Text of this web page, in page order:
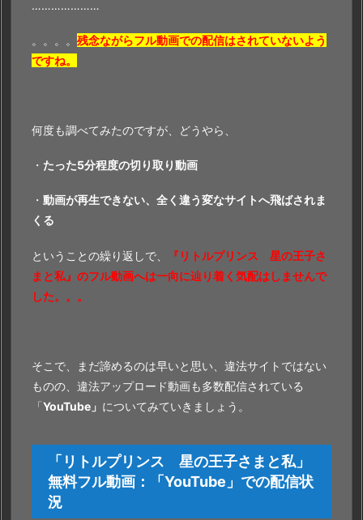
…………………
。。。。 残念ながらフル動画での配信はされていないよう
ですね。
何度も調べてみたのですが、どうやら、
・ たった5分程度の切り取り動画
・ 動画が再生できない、全く違う変なサイトへ飛ばされま
くる
ということの繰り返しで、
『リトルプリンス 星の王子さ
まと私』のフル動画へは一向に辿り着く気配はしませんで
した。。。
そこで、まだ諦めるのは早いと思い、違法サイトではない
ものの、違法アップロード動画も多数配信されている
「YouTube」 についてみていきましょう。
「リトルプリンス 星の王子さまと私」
無料フル動画：「 YouTube」 での配信状
況